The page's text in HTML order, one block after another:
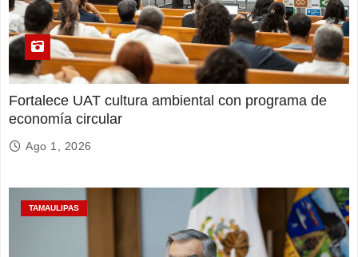
Fortalece UAT cultura ambiental con programa de
economía circular
Ago 1, 2026
TAMAULIPAS